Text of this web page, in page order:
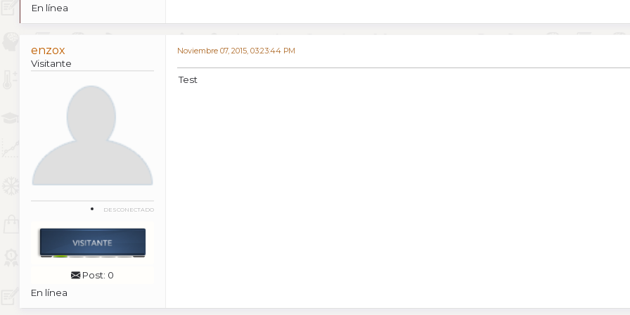
En línea
enzox
Visitante
DESCONECTADO
Post: 0
En línea
Noviembre 07, 2015, 03:23:44 PM
Test